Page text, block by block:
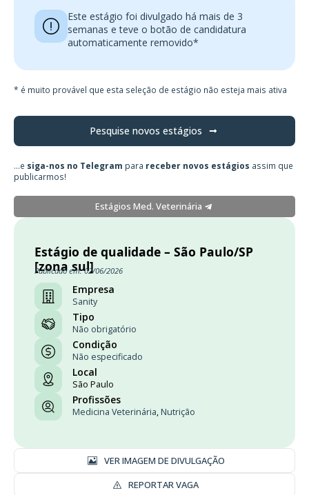
Este estágio foi divulgado há mais de 3
semanas e teve o botão de candidatura
automaticamente removido*
* é muito provável que esta seleção de estágio não esteja mais ativa
Pesquise novos estágios
...e siga-nos no Telegram para receber novos estágios assim que
publicarmos!
Estágios Med. Veterinária
Estágio de qualidade – São Paulo/SP
[zona sul]
Publicado em: 02/06/2026
Empresa
Sanity
Tipo
Não obrigatório
Condição
Não especificado
Local
São Paulo
Profissões
Medicina Veterinária, Nutrição
VER IMAGEM DE DIVULGAÇÃO
REPORTAR VAGA